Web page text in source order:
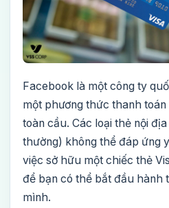
Facebook là một công ty
một phương thức thanh
toàn cầu. Các loại thẻ nội
thường) không thể đáp ứng
việc sở hữu một chiếc thẻ
để bạn có thể bắt đầu hành
mình.